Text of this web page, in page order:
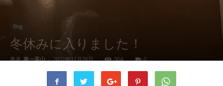
Blog
冬休みに入りました！
書者 将一高山 - 2022年12月28日 504 0